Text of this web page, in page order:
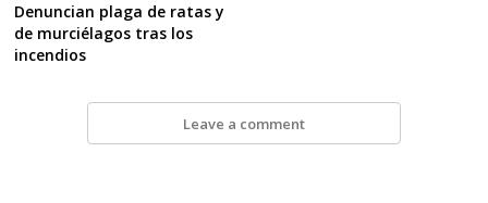
Denuncian plaga de ratas y
de murciélagos tras los
incendios
Leave a comment